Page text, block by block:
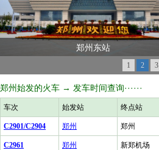
郑州东站
1 2 3
郑州始发的火车 → 发车时间查询······
车次 始发站 终点站
C2901/C2904 郑州 郑州
C2961 郑州 新郑机场